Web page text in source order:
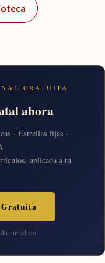
GRATUITA
ahora
· Estrellas fijas ·
aplicada a tu
inmediato